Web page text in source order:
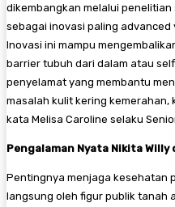
dikembangkan melalui
sebagai inovasi paling advanced
Inovasi ini mampu
barrier tubuh dari dalam atau
penyelamat yang membantu
masalah kulit kering kemerahan,
kata Melisa Caroline selaku
Pengalaman Nyata Nikita
​Pentingnya menjaga kesehatan
langsung oleh figur publik tanah